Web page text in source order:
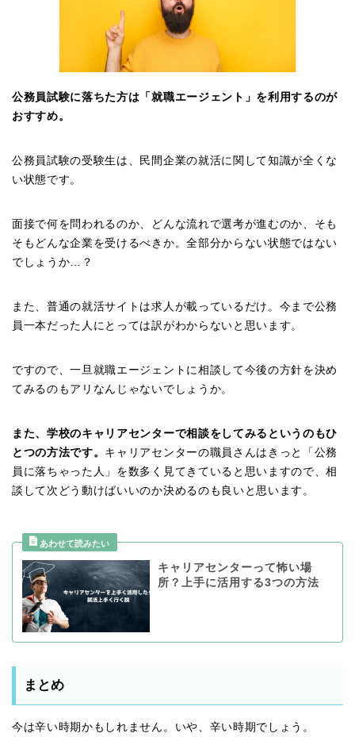
公務員試験に落ちた方は「就職エージェント」を利用するのが
おすすめ。
公務員試験の受験生は、民間企業の就活に関して知識が全くな
い状態です。
面接で何を問われるのか、どんな流れで選考が進むのか、そも
そもどんな企業を受けるべきか。全部分からない状態ではない
でしょうか…？
また、普通の就活サイトは求人が載っているだけ。今まで公務
員一本だった人にとっては訳がわからないと思います。
ですので、一旦就職エージェントに相談して今後の方針を決め
てみるのもアリなんじゃないでしょうか。
また、学校のキャリアセンターで相談をしてみるというのもひ
とつの方法です。 キャリアセンターの職員さんはきっと「公務
員に落ちゃった人」を数多く見てきていると思いますので、相
談して次どう動けばいいのか決めるのも良いと思います。
キャリアセンターって怖い場
所？上手に活用する3つの方法
まとめ
今は辛い時期かもしれません。いや、辛い時期でしょう。